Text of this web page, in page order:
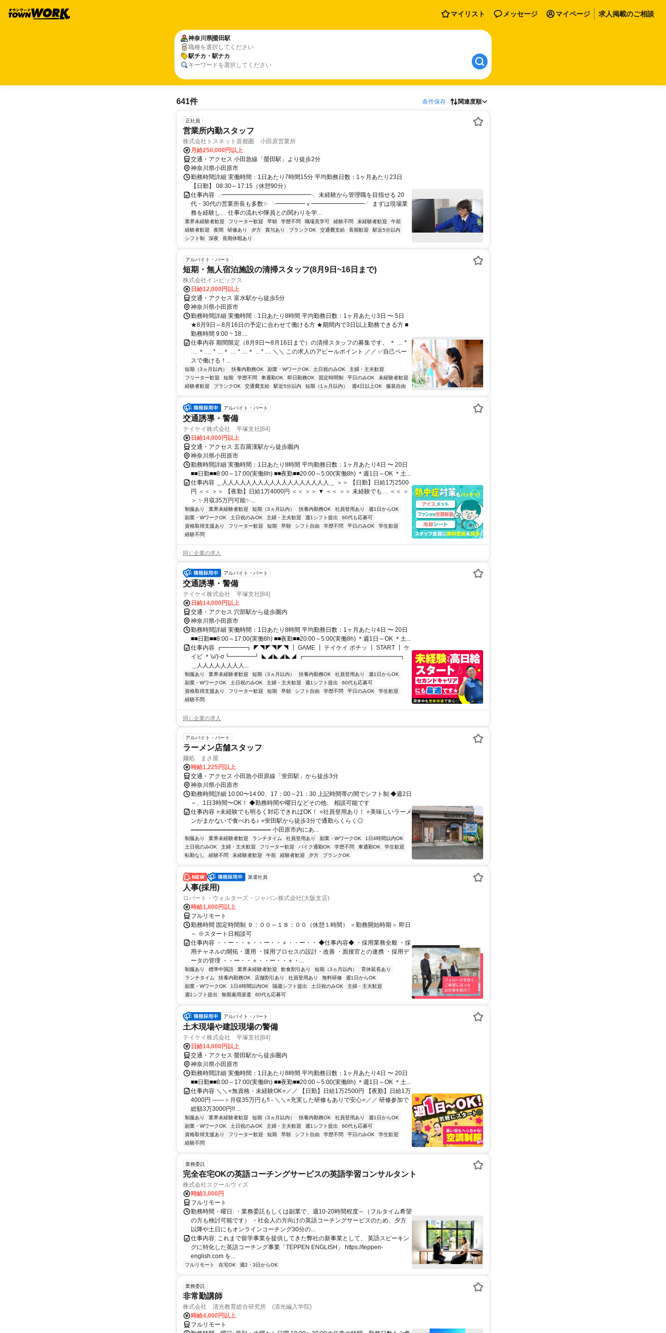
マイリスト メッセージ マイページ 求人掲載のご相談
神奈川県螢田駅
職種を選択してください
駅チカ・駅ナカ
キーワードを選択してください
641件 条件保存 関連度順
正社員
営業所内勤スタッフ
株式会社トスネット首都圏 小田原営業所
月給250,000円以上
交通・アクセス 小田急線「螢田駅」より徒歩2分
神奈川県小田原市
勤務時間詳細 実働時間：1日あたり7時間15分 平均勤務日数：1ヶ月あたり23日
【日勤】 08:30～17:15（休憩90分）
仕事内容 ╭━━━━━━━━━━━━━━━╮ 未経験から管理職を目指せる 20
代・30代の営業所長も多数✨ ╰━━━━━ｖ━━━━━━━━━╯ まずは現場業
務を経験し、 仕事の流れや隊員との関わりを学...
業界未経験者歓迎 フリーター歓迎 早朝 学歴不問 職場見学可 経験不問 未経験者歓迎
午前
経験者歓迎
夜間 研修あり 夕方 賞与あり ブランクOK 交通費支給 長期歓迎
駅近5分以内
シフト制
深夜 長期休暇あり
アルバイト・パート
短期・無人宿泊施設の清掃スタッフ(8月9日~16日まで)
株式会社インビックス
日給12,000円以上
交通・アクセス 富水駅から徒歩5分
神奈川県小田原市
勤務時間詳細 実働時間：1日あたり8時間 平均勤務日数：1ヶ月あたり3日 〜 5日
★8月9日～8月16日の予定に合わせて働ける方 ★期間内で3日以上勤務できる方 ■
勤務時間 9:00 ~ 18:...
仕事内容 期間限定（8月9日〜8月16日まで）の清掃スタッフの募集です。 ＊ … *
… ＊ … * …＊ … * …＊ …* … ＼＼ この求人のアピールポイント ／／ ✅自己ペー
スで働ける！...
短期（3ヵ月以内） 扶養内勤務OK 副業・WワークOK 土日祝のみOK
主婦・主夫歓迎
フリーター歓迎
短期 学歴不問 車通勤OK 即日勤務OK 固定時間制 平日のみOK
未経験者歓迎
経験者歓迎
ブランクOK 交通費支給 駅近5分以内 短期（1ヵ月以内） 週4日以上OK 服装自由
アルバイト・パート
交通誘導・警備
テイケイ株式会社 平塚支社[84]
日給14,000円以上
交通・アクセス 五百羅漢駅から徒歩圏内
神奈川県小田原市
勤務時間詳細 実働時間：1日あたり8時間 平均勤務日数：1ヶ月あたり4日 〜 20日
■■日勤■■8:00～17:00(実働8h) ■■夜勤■■20:00～5:00(実働8h) ＊週1日～OK ＊土...
仕事内容 ＿人人人人人人人人人人人人人人人人人人＿ ＞＞ 【日勤】日給1万2500
円 ＜＜ ＞＞ 【夜勤】日給1万4000円 ＜＜ ＞＞ ▼ ＜＜ ＞＞ 未経験でも… ＜＜ ＞
＞ ✨月収35万円可能✨...
制服あり 業界未経験者歓迎 短期（3ヵ月以内） 扶養内勤務OK 社員登用あり
週1日からOK
副業・WワークOK
土日祝のみOK 主婦・主夫歓迎 週1シフト提出
60代も応募可
資格取得支援あり
フリーター歓迎 短期 早朝 シフト自由 学歴不問 平日のみOK
学生歓迎
経験不問
同じ企業の求人
アルバイト・パート
交通誘導・警備
テイケイ株式会社 平塚支社[84]
日給14,000円以上
交通・アクセス 穴部駅から徒歩圏内
神奈川県小田原市
勤務時間詳細 実働時間：1日あたり8時間 平均勤務日数：1ヶ月あたり4日 〜 20日
■■日勤■■8:00～17:00(実働8h) ■■夜勤■■20:00～5:00(実働8h) ＊週1日～OK ＊土...
仕事内容 ┏━━━━┓ ◤◥◤◥◤◥ ┃ GAME ┃ テイケイ ポチッ ┃ START ┃ ケ
イビ ＊'ω')-σ┗━━━━┛ ◣◢◣◢◣◢ ┏━━━━━━━━━━━━━━━━┓
＿人人人人人人人人...
制服あり 業界未経験者歓迎 短期（3ヵ月以内） 扶養内勤務OK 社員登用あり
週1日からOK
副業・WワークOK
土日祝のみOK 主婦・主夫歓迎 週1シフト提出
60代も応募可
資格取得支援あり
フリーター歓迎 短期 早朝 シフト自由 学歴不問 平日のみOK
学生歓迎
経験不問
同じ企業の求人
アルバイト・パート
ラーメン店舗スタッフ
麺処 まさ屋
時給1,225円以上
交通・アクセス 小田急小田原線「蛍田駅」から徒歩3分
神奈川県小田原市
勤務時間詳細 10:00〜14:00、17：00～21：30 上記時間帯の間でシフト制 ◆週2日
～、1日3時間〜OK！ ◆勤務時間や曜日などその他、 相談可能です
仕事内容 ⭐未経験でも明るく対応できればOK！ ⭐社員登用あり！ ⭐美味しいラーメ
ンがまかないで食べれる♪ ⭐蛍田駅から徒歩3分で通勤らくらく◎
══════════════════ 小田原市内にあ...
制服あり 業界未経験者歓迎 ランチタイム 社員登用あり 副業・WワークOK
1日4時間以内OK
土日祝のみOK
主婦・主夫歓迎 フリーター歓迎 バイク通勤OK 学歴不問 車通勤OK
学生歓迎
転勤なし
経験不問 未経験者歓迎 午前 経験者歓迎 夕方 ブランクOK
派遣社員
人事(採用)
ロバート・ウォルターズ・ジャパン株式会社(大阪支店)
時給1,800円以上
フルリモート
勤務時間 固定時間制 ９：００～１８：００（休憩１時間） ＜勤務開始時期＞ 即日
～ ※スタート日相談可
仕事内容 ・・ー・・＋・・ー・・＋・・ー・・ ◆仕事内容◆ ・採用業務全般 ・採
用チャネルの開拓・運用 ・採用プロセスの設計・改善 ・面接官との連携 ・採用デ
ータの管理 ・・ー・・＋・・ー・・＋・...
制服あり 標準中国語 業界未経験者歓迎 飲食割引あり 短期（3ヵ月以内）
育休延長あり
ランチタイム
扶養内勤務OK 店舗割引あり 社員登用あり 無料研修
週1日からOK
副業・WワークOK
1日4時間以内OK 隔週シフト提出 土日祝のみOK
主婦・主夫歓迎
週1シフト提出
無期雇用派遣 60代も応募可
アルバイト・パート
土木現場や建設現場の警備
テイケイ株式会社 平塚支社[84]
日給14,000円以上
交通・アクセス 螢田駅から徒歩圏内
神奈川県小田原市
勤務時間詳細 実働時間：1日あたり8時間 平均勤務日数：1ヶ月あたり4日 〜 20日
■■日勤■■8:00～17:00(実働8h) ■■夜勤■■20:00～5:00(実働8h) ＊週1日～OK ＊土...
仕事内容 ＼＼⭐無資格・未経験OK⭐／／ 【日勤】日給1万2500円 【夜勤】日給1万
4000円 ――＞月収35万円も!! - ＼＼⭐充実した研修もありで安心⭐／／ 研修参加で
総額3万3000円!! ...
制服あり 業界未経験者歓迎 短期（3ヵ月以内） 扶養内勤務OK 社員登用あり
週1日からOK
副業・WワークOK
土日祝のみOK 主婦・主夫歓迎 週1シフト提出
60代も応募可
資格取得支援あり
フリーター歓迎 短期 早朝 シフト自由 学歴不問 平日のみOK
学生歓迎
経験不問
業務委託
完全在宅OKの英語コーチングサービスの英語学習コンサルタント
株式会社スクールウィズ
時給3,000円
フルリモート
勤務時間・曜日: ・業務委託もしくは副業で、週10-20時間程度～（フルタイム希望
の方も検討可能です） ・社会人の方向けの英語コーチングサービスのため、夕方
以降や土日にもオンラインコーチング30分の...
仕事内容: これまで留学事業を提供してきた弊社の新事業として、 英語スピーキン
グに特化した英語コーチング事業「TEPPEN ENGLISH」 https://teppen-
english.com を...
フルリモート 在宅OK 週2・3日からOK
業務委託
非常勤講師
株式会社 清光教育総合研究所 (清光編入学院)
時給4,000円以上
フルリモート